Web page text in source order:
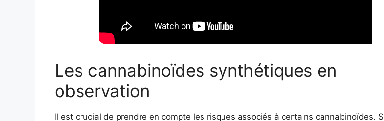
Les cannabinoïdes synthétiques en
observation
Il est crucial de prendre en compte les risques associés à certains cannabinoïdes.